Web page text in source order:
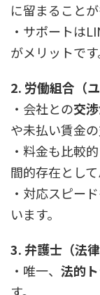
に留まることが
・サポートは
がメリットです
2. 労働組合（
・会社との交
や未払い賃金
・料金も比較
間的存在とし
・対応スピー
います。
3. 弁護士（法
・唯一、 法的